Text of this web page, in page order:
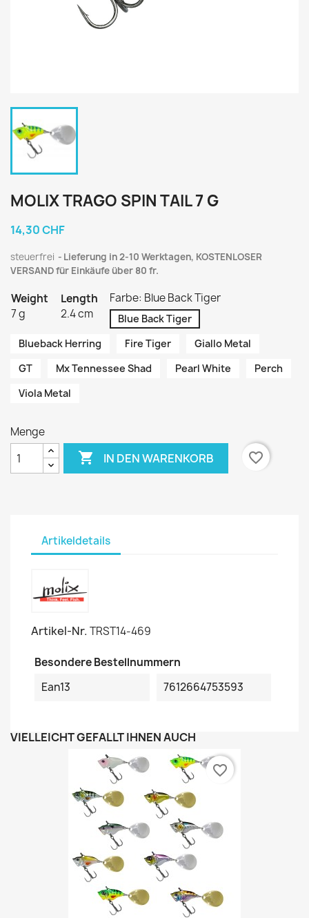
MOLIX TRAGO SPIN TAIL 7 G
14,30 CHF
steuerfrei
Lieferung in 2-10 Werktagen, KOSTENLOSER
VERSAND für Einkäufe über 80 fr.
Weight
Length
7 g
2.4 cm
Farbe: Blue Back Tiger
Blue Back Tiger
Blueback Herring
Fire Tiger
Giallo Metal
GT
Mx Tennessee Shad Pearl White
Perch
Viola Metal
Menge
 IN DEN WARENKORB favorite_border
Artikeldetails
Artikel-Nr. TRST14-469
Besondere Bestellnummern
Ean13
7612664753593
VIELLEICHT GEFÄLLT IHNEN AUCH
favorite_border